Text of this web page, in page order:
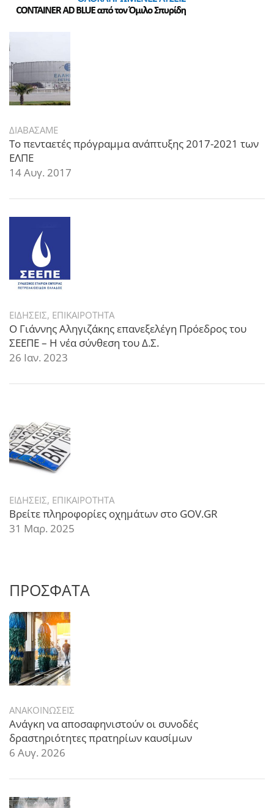
ΔΙΑΒΑΣΑΜΕ
Το πενταετές πρόγραμμα ανάπτυξης 2017-2021 των
ΕΛΠΕ
14 Αυγ. 2017
ΕΙΔΗΣΕΙΣ, ΕΠΙΚΑΙΡΟΤΗΤΑ
Ο Γιάννης Αληγιζάκης επανεξελέγη Πρόεδρος του
ΣΕΕΠΕ – Η νέα σύνθεση του Δ.Σ.
26 Ιαν. 2023
ΕΙΔΗΣΕΙΣ, ΕΠΙΚΑΙΡΟΤΗΤΑ
Βρείτε πληροφορίες οχημάτων στο GOV.GR
31 Μαρ. 2025
ΠΡΟΣΦΑΤΑ
ΑΝΑΚΟΙΝΩΣΕΙΣ
Ανάγκη να αποσαφηνιστούν οι συνοδές
δραστηριότητες πρατηρίων καυσίμων
6 Αυγ. 2026